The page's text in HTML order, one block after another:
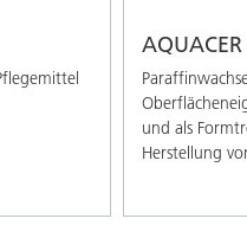
und als
Herstellung